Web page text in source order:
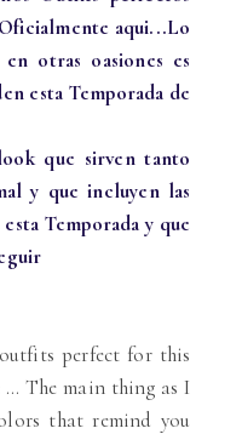
aqui...Lo
otras oasiones es
esta Temporada de
que sirven tanto
y que incluyen las
Temporada y que
perfect for this
The main thing asI
that remind you